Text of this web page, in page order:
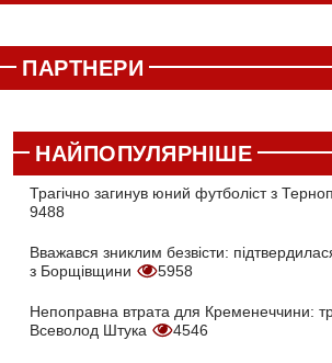
ПАРТНЕРИ
НАЙПОПУЛЯРНІШЕ
Трагічно загинув юний футболіст з
9488
Вважався зниклим безвісти:
з Борщівщини
5958
Непоправна втрата для Кременеччини:
Всеволод Штука
4546